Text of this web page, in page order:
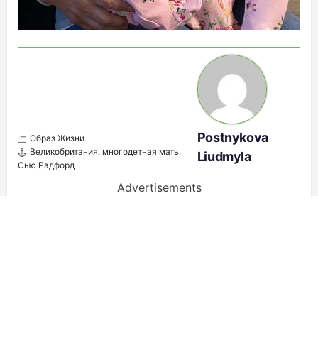
Образ Жизни
Великобритания, многодетная мать,
Сью Рэдфорд
Postnykova
Liudmyla
Advertisements